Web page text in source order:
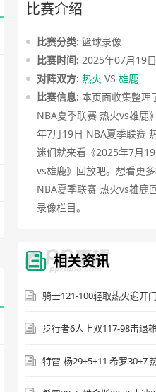
[腾讯原声] 2025年7月19日
火vs雄鹿 全场录像回放
[腾讯原声] 2025年7月19
火vs雄鹿 第一节 录像
火vs雄鹿 第三节 录像
比赛介绍
比赛分类: 篮球录像
比赛时间: 2025年07月19日
对阵双方: 热火 VS 雄鹿
比赛信息: 本页面收集整理
NBA夏季联赛 热火vs雄鹿
年7月19日 NBA夏季联赛
迷们就来看《2025年7月
vs雄鹿》回放吧。想看更
NBA夏季联赛 热火vs雄鹿
录像栏目。
相关资讯